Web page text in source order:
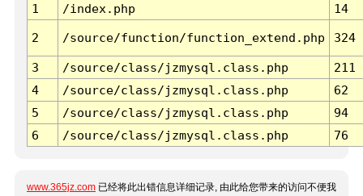
1
/index.php 14
2 /source/function/function_extend.php 324
3 /source/class/jzmysql.class.php
211
4
/source/class/jzmysql.class.php
62
5
/source/class/jzmysql.class.php
94
6
/source/class/jzmysql.class.php 76
www.365jz.com 已经将此出错信息详细记录, 由此给您带来的访问不便我